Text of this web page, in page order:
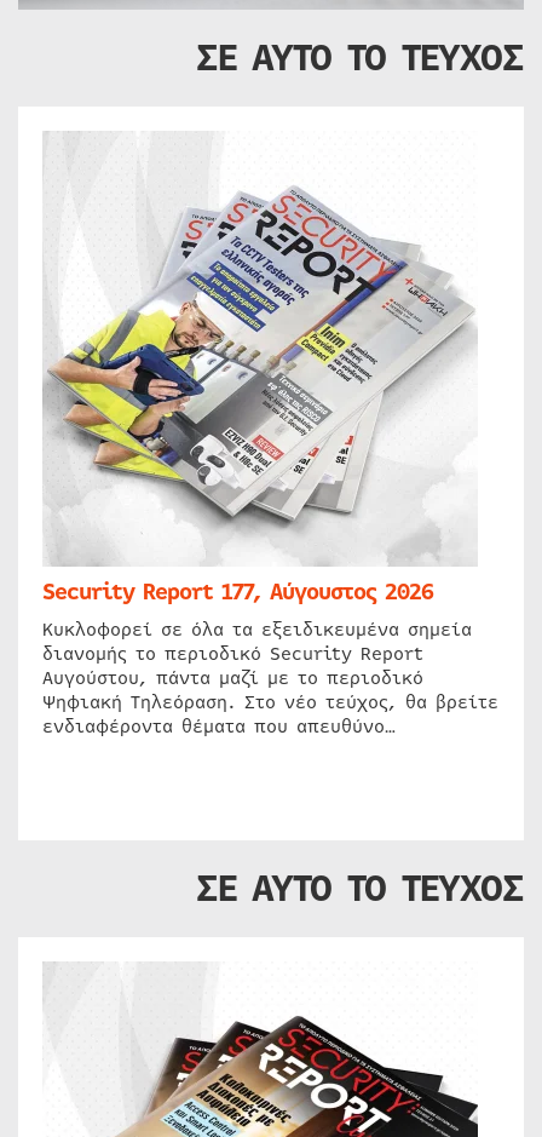
ΣΕ ΑΥΤΟ ΤΟ ΤΕΥΧΟΣ
Security Report 177, Αύγουστος 2026
Κυκλοφορεί σε όλα τα εξειδικευμένα σημεία
διανομής το περιοδικό Security Report
Αυγούστου, πάντα μαζί με το περιοδικό
Ψηφιακή Τηλεόραση. Στο νέο τεύχος, θα βρείτε
ενδιαφέροντα θέματα που απευθύνο…
ΣΕ ΑΥΤΟ ΤΟ ΤΕΥΧΟΣ